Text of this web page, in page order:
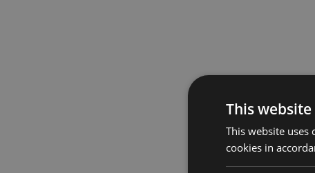
This
This website uses
cookies in